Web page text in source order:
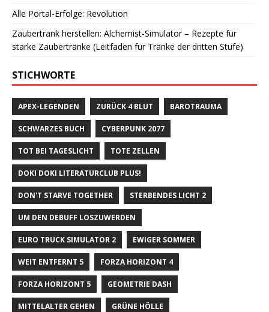
Alle Portal-Erfolge: Revolution
Zaubertrank herstellen: Alchemist-Simulator – Rezepte für
starke Zaubertränke (Leitfaden für Tränke der dritten Stufe)
STICHWORTE
APEX-LEGENDEN ZURÜCK 4 BLUT BAROTRAUMA
SCHWARZES BUCH CYBERPUNK 2077
TOT BEI TAGESLICHT TOTE ZELLEN
DOKI DOKI LITERATURCLUB PLUS!
DON'T STARVE TOGETHER STERBENDES LICHT 2
UM DEN DEBUFF LOSZUWERDEN
EURO TRUCK SIMULATOR 2 EWIGER SOMMER
WEIT ENTFERNT 5 FORZA HORIZONT 4
FORZA HORIZONT 5 GEOMETRIE DASH
MITTELALTER GEHEN GRÜNE HÖLLE